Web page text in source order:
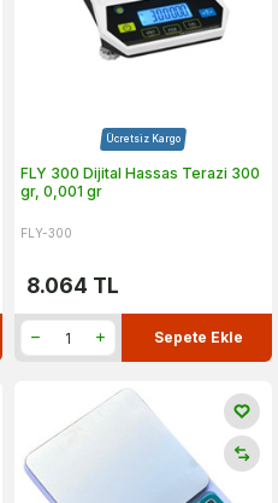
Ücretsiz Kargo
FLY 300 Dijital Hassas Terazi 300
gr, 0,001 gr
FLY-300
8.064 TL
Sepete Ekle